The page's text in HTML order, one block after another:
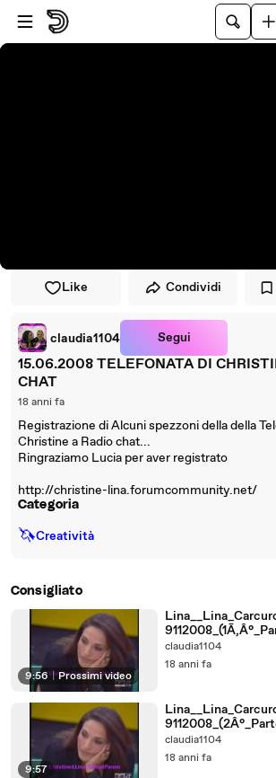
Vai al lettore
Passa al contenuto principale
Like Condividi
claudia1104 Segui
15.06.2008 TELEFONATA DI
CHAT
18 anni fa
Registrazione di Alcuni spezzoni della della
Christine a Radio chat...
Ringraziamo Lucia per aver registrato
http://christine-lina.forumcommunity.net/
Categoria
🦄Creatività
Consigliato
9:56 | Prossimi video
claudia1104
18 anni fa
9:57
claudia1104
18 anni fa